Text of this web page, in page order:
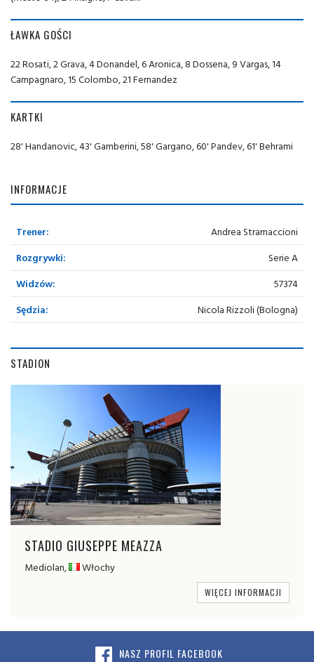
ŁAWKA GOŚCI
22 Rosati, 2 Grava, 4 Donandel, 6 Aronica, 8 Dossena, 9 Vargas, 14
Campagnaro, 15 Colombo, 21 Fernandez
KARTKI
28' Handanovic, 43' Gamberini, 58' Gargano, 60' Pandev, 61' Behrami
INFORMACJE
Trener:
Andrea Stramaccioni
Rozgrywki:
Serie A
Widzów:
57374
Sędzia:
Nicola Rizzoli (Bologna)
STADION
STADIO GIUSEPPE MEAZZA
Mediolan, Włochy
WIĘCEJ INFORMACJI
NASZ PROFIL FACEBOOK